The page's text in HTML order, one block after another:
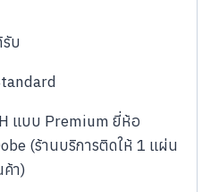
บ
แบบ Premium ยี่ห้อ
(ร้านบริการติดให้ 1 แผ่น
า)